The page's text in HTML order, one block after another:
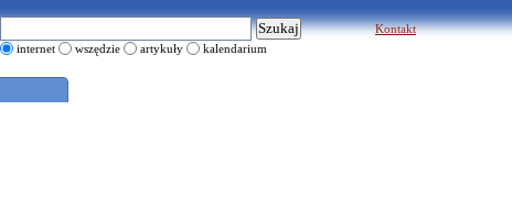
internet wszędzie artykuły kalendarium
Kontakt